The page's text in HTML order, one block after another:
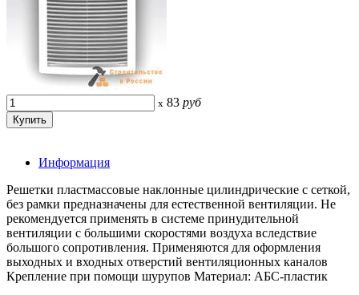
x 83 руб
Информация
Решетки пластмассовые наклонные цилиндрические с сеткой,
без рамки предназначены для естественной вентиляции. Не
рекомендуется применять в системе принудительной
вентиляции с большими скоростями воздуха вследствие
большого сопротивления. Применяются для оформления
выходных и входных отверстий вентиляционных каналов
Крепление при помощи шурупов Материал: АБС-пластик